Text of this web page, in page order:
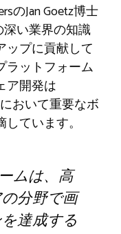
のJan Goetz博士
深い業界の知識
ップに貢献して
ラットフォーム
ア開発は
おいて重要なボ
ています。
ムは、高
分野で画
達成する